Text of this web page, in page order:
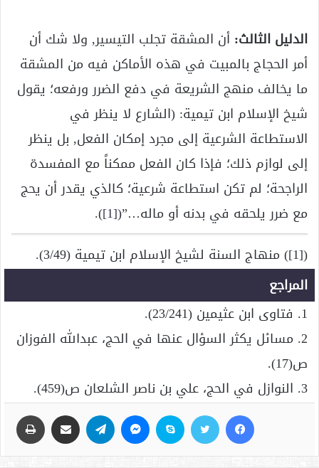
الدليل الثالث: أن المشقة تجلب التيسير, ولا شك أن
أمر الحجاج بالمبيت في هذه الأماكن فيه من المشقة
ما يخالف منهج الشريعة في دفع الضرر ورفعه؛ يقول
شيخ الإسلام ابن تيمية: (الشارع لا ينظر في
الاستطاعة الشرعية إلى مجرد إمكان الفعل, بل ينظر
إلى لوازم ذلك؛ فإذا كان الفعل ممكناً مع المفسدة
الراجحة؛ لم تكن استطاعة شرعية؛ كالذي يقدر أن يحج
مع ضرر يلحقه في بدنه أو ماله…”([1]
).
([1]) منهاج السنة لشيخ الإسلام ابن تيمية (3/49).
المراجع
1. فتاوى ابن عثيمين (23/241).
2. مسائل يكثر السؤال عنها في الحج، عبدالله الفوزان
ص(17).
3. النوازل في الحج، علي بن ناصر الشلعان ص(459).